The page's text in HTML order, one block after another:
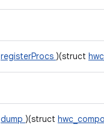
registerProcs )(struct
dump )(struct